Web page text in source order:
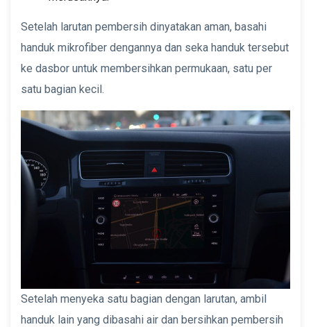
Setelah larutan pembersih dinyatakan aman, basahi
handuk mikrofiber dengannya dan seka handuk tersebut
ke dasbor untuk membersihkan permukaan, satu per
satu bagian kecil.
Setelah menyeka satu bagian dengan larutan, ambil
handuk lain yang dibasahi air dan bersihkan pembersih